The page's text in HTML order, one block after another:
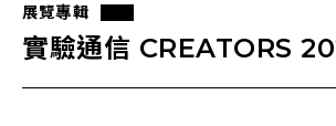
展覽專輯
實驗通信 CREATORS